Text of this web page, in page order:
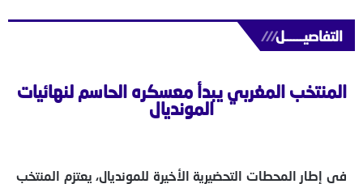
التفاصيــــــل///
المنتخب المغربي يبدأ معسكره الحاسم لنهائيات
المونديال
في إطار المحطات التحضيرية الأخيرة للمونديال، يعتزم المنتخب